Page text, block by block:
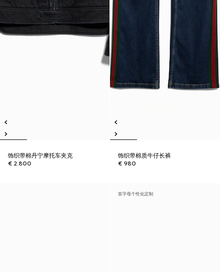
饰织带棉丹宁摩托车夹克
€ 2.800
饰织带棉质牛仔长裤
€ 980
首字母个性化定制